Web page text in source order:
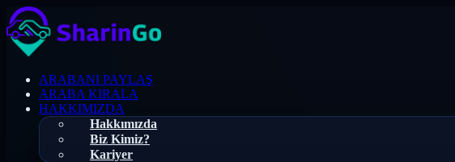
ARABANI PAYLAŞ
ARABA KIRALA
HAKKIMIZDA
Hakkımızda
Biz Kimiz?
Kariyer